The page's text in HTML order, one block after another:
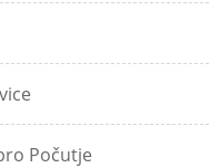
Počutje